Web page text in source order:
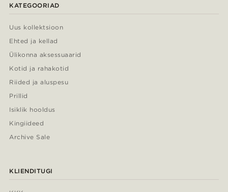
KATEGOORIAD
Uus kollektsioon
Ehted ja kellad
Ülikonna aksessuaarid
Kotid ja rahakotid
Riided ja aluspesu
Prillid
Isiklik hooldus
Kingiideed
Archive Sale
KLIENDITUGI